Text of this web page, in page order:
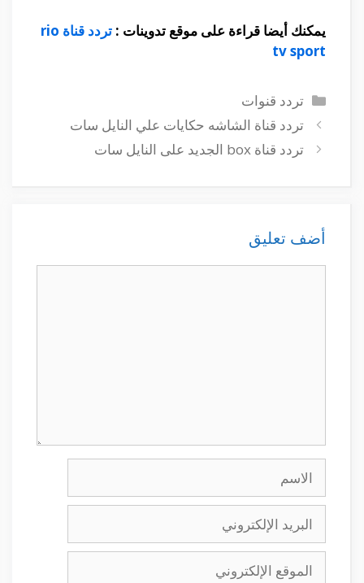
يمكنك أيضا قراءة على موقع تدوينات :
تردد قناة rio
tv sport
التصنيفات
تردد قنوات
تردد قناة الشاشه حكايات علي النايل سات
تردد قناة box الجديد على النايل سات
أضف تعليق
الاسم
البريد
الإلكتروني
الموقع